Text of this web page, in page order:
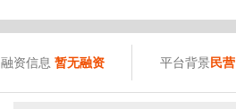
融资信息 暂无融资 平台背景民营